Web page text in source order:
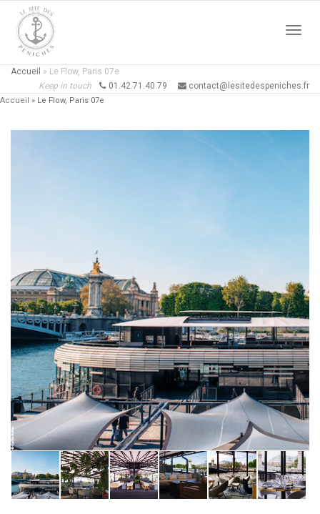
Accueil » Le Flow, Paris 07e
Keep in touch
01.42.71.40.79 contact@lesitedespeniches.fr
Accueil » Le Flow, Paris 07e